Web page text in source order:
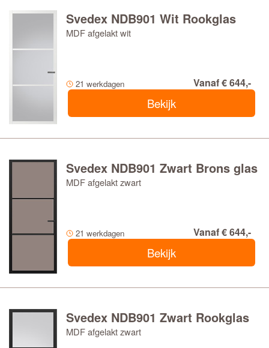
Svedex NDB901 Wit Rookglas
MDF afgelakt wit
21 werkdagen Vanaf € 644,-
Bekijk
Svedex NDB901 Zwart Brons glas
MDF afgelakt zwart
21 werkdagen Vanaf € 644,-
Bekijk
Svedex NDB901 Zwart Rookglas
MDF afgelakt zwart